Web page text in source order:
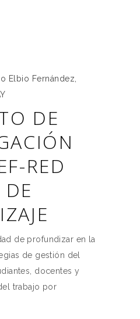
Elbio Fernández
DE
RED
de profundizar en la
de gestión del
docentes y
trabajo por